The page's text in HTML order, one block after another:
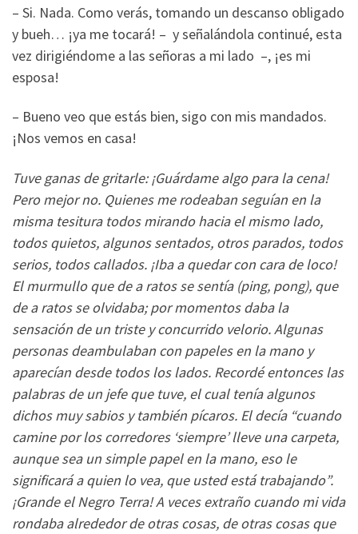
– Si. Nada. Como verás, tomando un descanso obligado
y bueh… ¡ya me tocará! – y señalándola continué, esta
vez dirigiéndome a las señoras a mi lado –, ¡es mi
esposa!
– Bueno veo que estás bien, sigo con mis mandados.
¡Nos vemos en casa!
Tuve ganas de gritarle: ¡Guárdame algo para la cena!
Pero mejor no. Quienes me rodeaban seguían en la
misma tesitura todos mirando hacia el mismo lado,
todos quietos, algunos sentados, otros parados, todos
serios, todos callados. ¡Iba a quedar con cara de loco!
El murmullo que de a ratos se sentía (ping, pong), que
de a ratos se olvidaba; por momentos daba la
sensación de un triste y concurrido velorio. Algunas
personas deambulaban con papeles en la mano y
aparecían desde todos los lados. Recordé entonces las
palabras de un jefe que tuve, el cual tenía algunos
dichos muy sabios y también pícaros. El decía “cuando
camine por los corredores ‘siempre’ lleve una carpeta,
aunque sea un simple papel en la mano, eso le
significará a quien lo vea, que usted está trabajando”.
¡Grande el Negro Terra! A veces extraño cuando mi vida
rondaba alrededor de otras cosas, de otras cosas que